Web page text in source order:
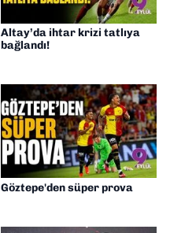
Altay’da ihtar krizi tatlıya
bağlandı!
Göztepe'den süper prova